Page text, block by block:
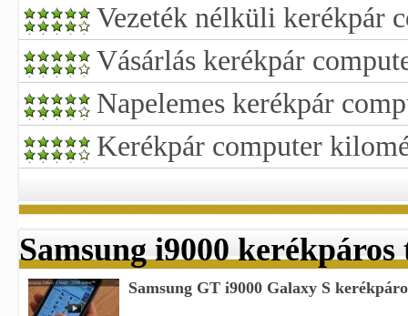
Vezeték nélküli kerékpár
Vásárlás kerékpár
Napelemes kerékpár
Kerékpár computer
Samsung i9000
Samsung GT i9000 Galaxy S